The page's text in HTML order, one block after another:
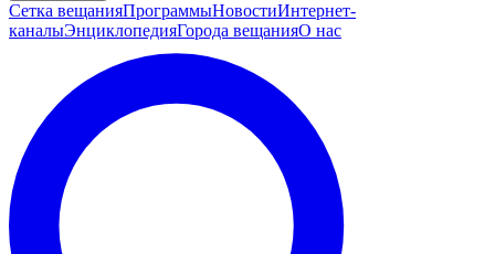
Сетка вещанияПрограммыНовостиИнтернет-
каналыЭнциклопедияГорода вещанияО нас